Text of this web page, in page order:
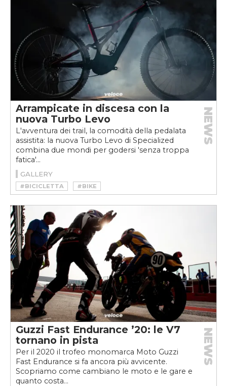
Arrampicate in discesa con la
nuova Turbo Levo
L'avventura dei trail, la comodità della pedalata
assistita: la nuova Turbo Levo di Specialized
combina due mondi per godersi 'senza troppa
fatica'...
NEWS
GALLERY
#BICICLETTA
#BIKE
#PEDALTA ASSISTITA
#SPECIALIZED
#SPECIALIZED 2.1
#TRAILBIKE
#TURBO LEVO
Guzzi Fast Endurance ’20: le V7
tornano in pista
Per il 2020 il trofeo monomarca Moto Guzzi
Fast Endurance si fa ancora più avvicente.
Scopriamo come cambiano le moto e le gare e
quanto costa...
NEWS